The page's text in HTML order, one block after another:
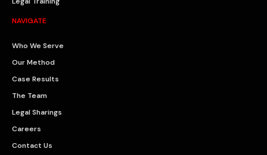
NAVIGATE
Who We Serve
Our Method
Case Results
The Team
Legal Sharings
Careers
Contact Us